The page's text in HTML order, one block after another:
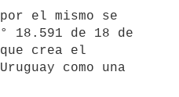
por el mismo se
18.591 de 18 de
crea el
como una